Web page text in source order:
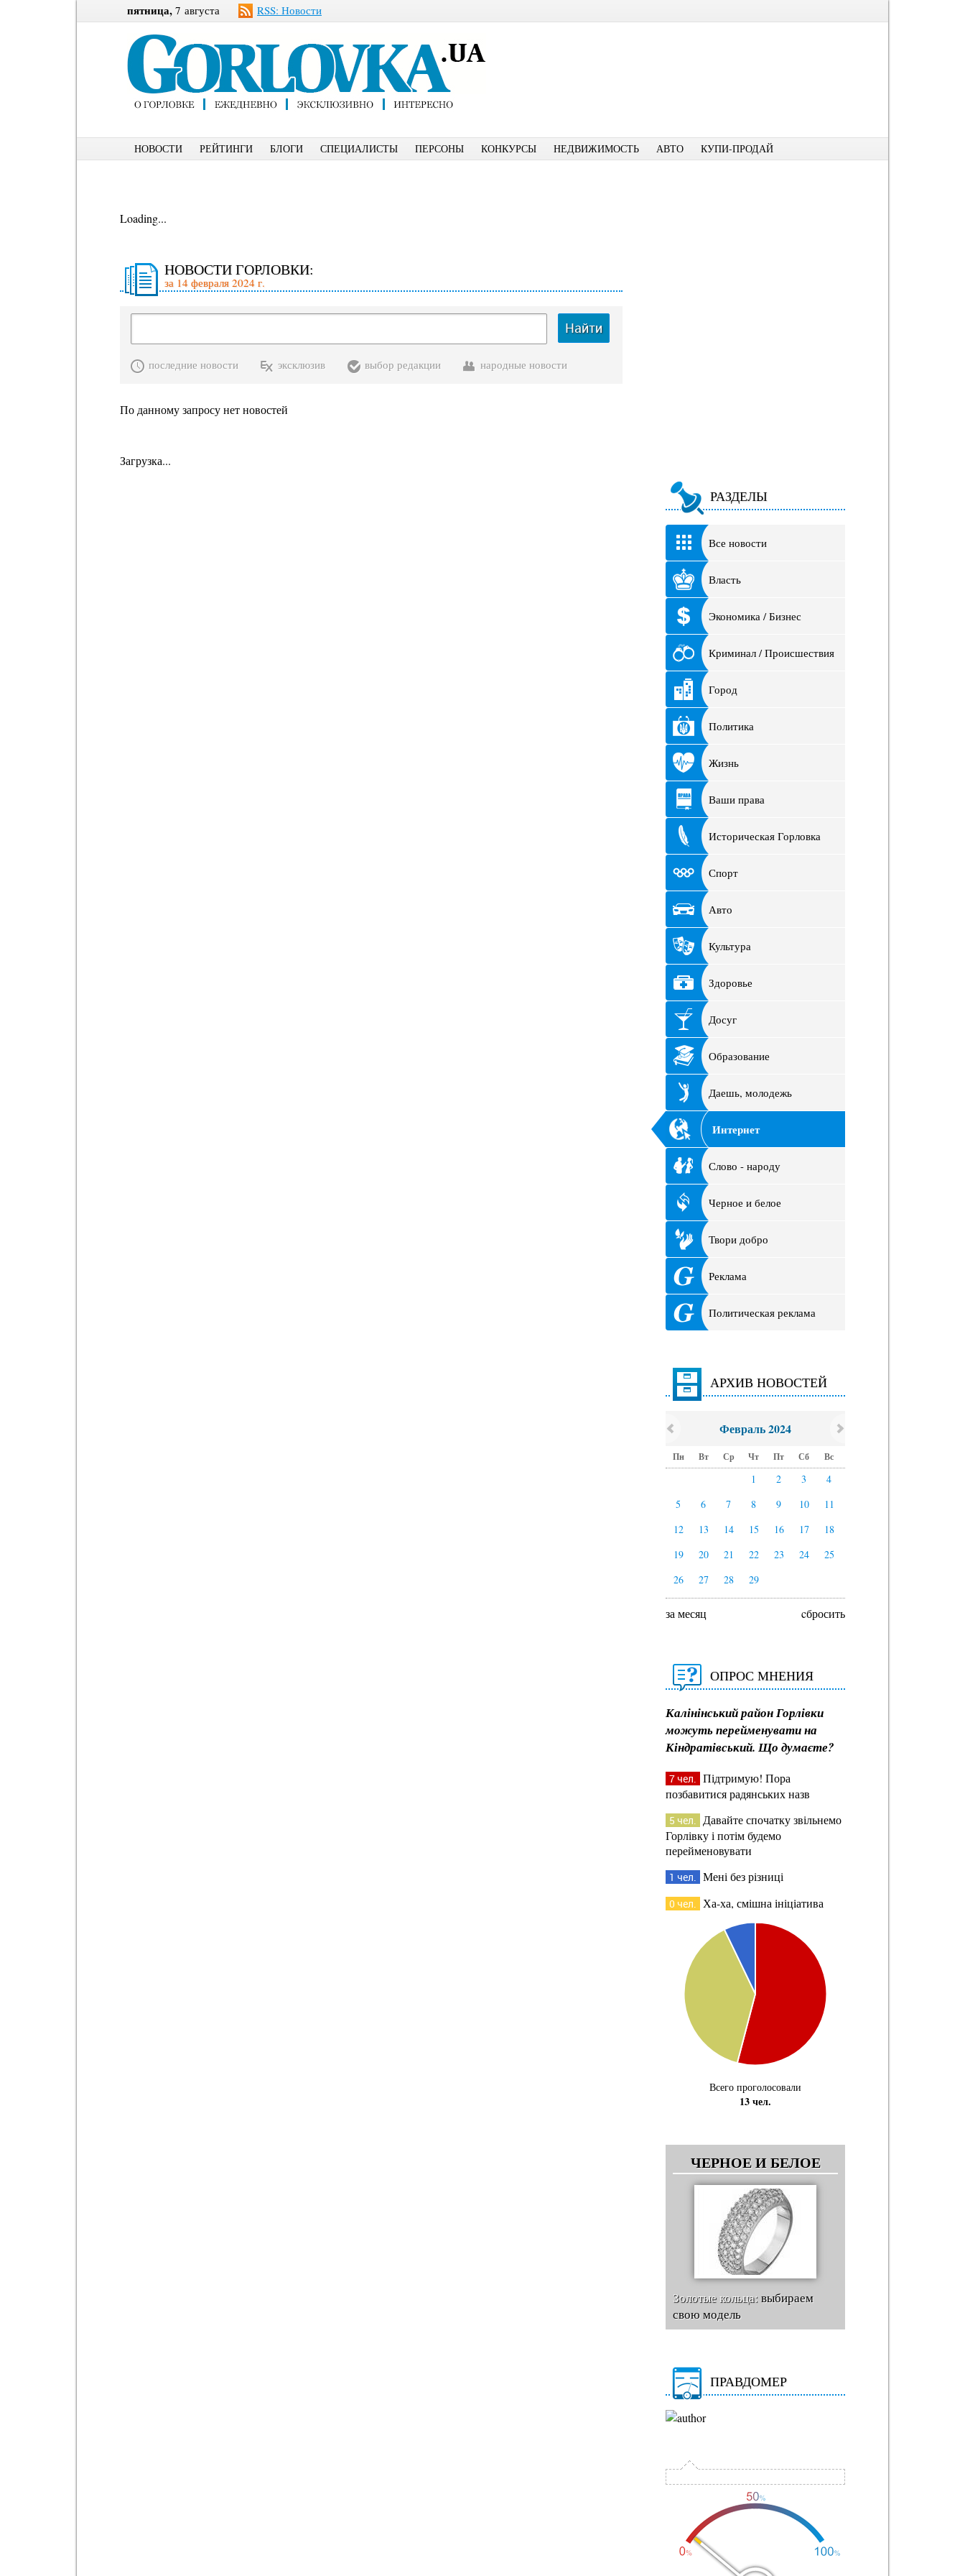
пятница, 7 августа RSS: Новости
НОВОСТИ РЕЙТИНГИ БЛОГИ СПЕЦИАЛИСТЫ ПЕРСОНЫ КОНКУРСЫ НЕДВИЖИМОСТЬ АВТО КУПИ-ПРОДАЙ
Loading...
НОВОСТИ ГОРЛОВКИ:
за 14 февраля 2024 г.
Найти
последние новости эксклюзив выбор редакции народные новости
По данному запросу нет новостей
Загрузка...
РАЗДЕЛЫ
Все новости
Власть
Экономика / Бизнес
Криминал / Происшествия
Город
Политика
Жизнь
Ваши права
Историческая Горловка
Спорт
Авто
Культура
Здоровье
Досуг
Образование
Даешь, молодежь
Интернет
Слово - народу
Черное и белое
Твори добро
Реклама
Политическая реклама
АРХИВ НОВОСТЕЙ
Февраль 2024
Пн Вт Ср Чт Пт Сб Вс
1 2 3
4
5
6 7 8 9 10
11
12
13 14 15 16 17
18
19
20 21 22 23 24
25
26
27 28 29
за месяц cбросить
ОПРОС МНЕНИЯ
Калінінський район Горлівки
можуть перейменувати на
Кіндратівський. Що думаєте?
7 чел. Підтримую! Пора
позбавитися радянських назв
5 чел. Давайте спочатку звільнемо
Горлівку і потім будемо
перейменовувати
1 чел. Мені без різниці
0 чел. Ха-ха, смішна ініціатива
Всего проголосовали
13 чел.
ЧЕРНОЕ И БЕЛОЕ
Золотые кольца:выбираем
свою модель
ПРАВДОМЕР